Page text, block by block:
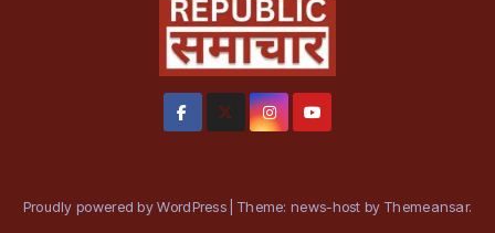
Proudly powered by WordPress Theme: news-host by Themeansar.